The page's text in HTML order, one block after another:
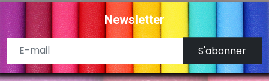
Newsletter
S'abonner